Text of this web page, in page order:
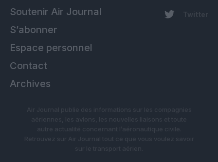
Soutenir Air Journal
S’abonner
Espace personnel
Contact
Archives